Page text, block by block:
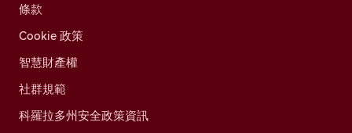
條款
Cookie 政策
智慧財產權
社群規範
科羅拉多州安全政策資訊